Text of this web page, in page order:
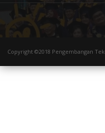
Copyright ©2018 Pengembangan